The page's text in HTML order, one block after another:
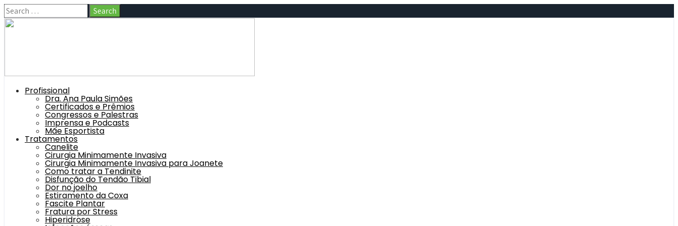
Profissional
Dra. Ana Paula Simões
Certificados e Prêmios
Congressos e Palestras
Imprensa e Podcasts
Mãe Esportista
Tratamentos
Canelite
Cirurgia Minimamente Invasiva
Cirurgia Minimamente Invasiva para Joanete
Como tratar a Tendinite
Disfunção do Tendão Tibial
Dor no joelho
Estiramento da Coxa
Fascite Plantar
Fratura por Stress
Hiperidrose